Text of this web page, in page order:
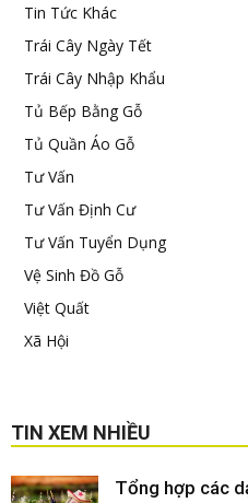
Tin Tức Khác
Trái Cây Ngày Tết
Trái Cây Nhập Khẩu
Tủ Bếp Bằng Gỗ
Tủ Quần Áo Gỗ
Tư Vấn
Tư Vấn Định Cư
Tư Vấn Tuyển Dụng
Vệ Sinh Đồ Gỗ
Việt Quất
Xã Hội
TIN XEM NHIỀU
Tổng hợp các